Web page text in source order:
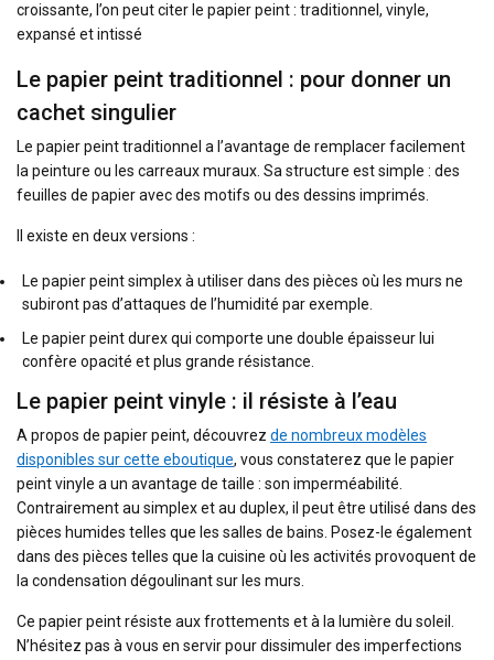
croissante, l’on peut citer le papier peint : traditionnel, vinyle,
expansé et intissé
Le papier peint traditionnel : pour donner un
cachet singulier
Le papier peint traditionnel a l’avantage de remplacer facilement
la peinture ou les carreaux muraux. Sa structure est simple : des
feuilles de papier avec des motifs ou des dessins imprimés.
Il existe en deux versions :
Le papier peint simplex à utiliser dans des pièces où les murs ne
subiront pas d’attaques de l’humidité par exemple.
Le papier peint durex qui comporte une double épaisseur lui
confère opacité et plus grande résistance.
Le papier peint vinyle : il résiste à l’eau
A propos de papier peint, découvrez de nombreux modèles
disponibles sur cette eboutique, vous constaterez que le papier
peint vinyle a un avantage de taille : son imperméabilité.
Contrairement au simplex et au duplex, il peut être utilisé dans des
pièces humides telles que les salles de bains. Posez-le également
dans des pièces telles que la cuisine où les activités provoquent de
la condensation dégoulinant sur les murs.
Ce papier peint résiste aux frottements et à la lumière du soleil.
N’hésitez pas à vous en servir pour dissimuler des imperfections